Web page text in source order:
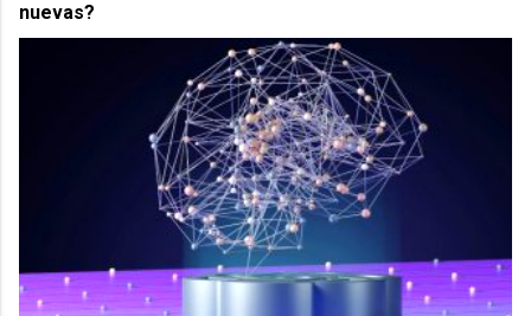
nuevas?